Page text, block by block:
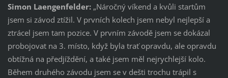
Simon Laengenfelder:„Náročný víkend a kvůli startům
jsem si závod ztížil. V prvních kolech jsem nebyl nejlepší a
ztrácel jsem tam pozice. V prvním závodě jsem se dokázal
probojovat na 3. místo, když byla trať opravdu, ale opravdu
obtížná na předjíždění, a také jsem měl nejrychlejší kolo.
Během druhého závodu jsem se v dešti trochu trápil s